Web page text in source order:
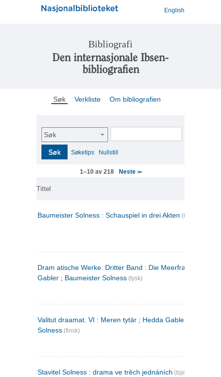
English
Bibliografi
Den internasjonale Ibsen-
bibliografien
Søk Verkliste Om bibliografien
Søk
Søk Søketips Nullstill
1–10 av 218 Neste >>
Tittel
Baumeister Solness : Schauspiel in drei Akten (tysk)
Dram atische Werke. Dritter Band : Die Meerfrau ; Hedda
Gabler ; Baumeister Solness (tysk)
Valitut draamat. VI : Meren tytär ; Hedda Gabler ;
Solness (finsk)
Stavitel Solness : drama ve trěch jednáních (tsjekkisk)